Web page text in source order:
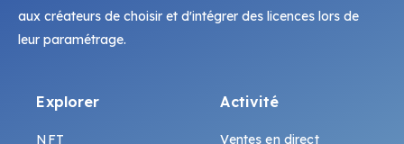
aux créateurs de choisir et d'intégrer des licences lors de
leur paramétrage.
Explorer
NFT
Activité
Ventes en direct